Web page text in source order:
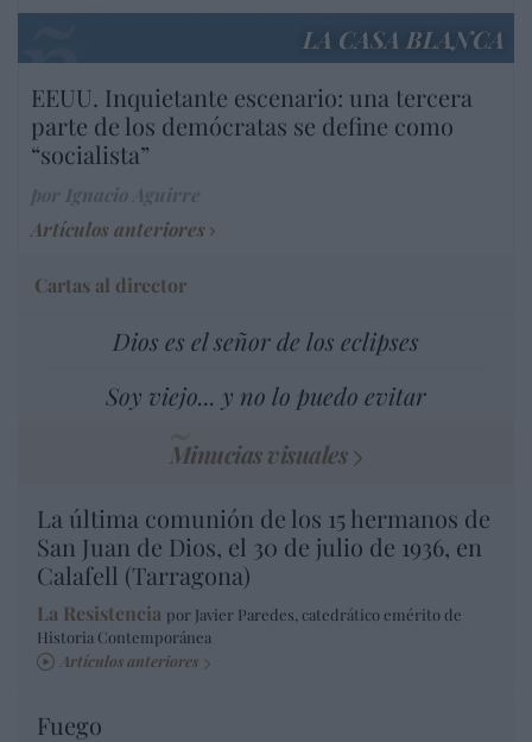
LA CASA BLANCA
EEUU. Inquietante escenario: una tercera
parte de los demócratas se define como
“socialista”
Artículos anteriores
Cartas al director
Dios es el señor de los eclipses
Soy viejo... y no lo puedo evitar
Minucias visuales
La última comunión de los 15 hermanos de
San Juan de Dios, el 30 de julio de 1936, en
Calafell (Tarragona)
La Resistencia por Javier Paredes, catedrático emérito de
Historia Contemporánea
Artículos anteriores
Fuego